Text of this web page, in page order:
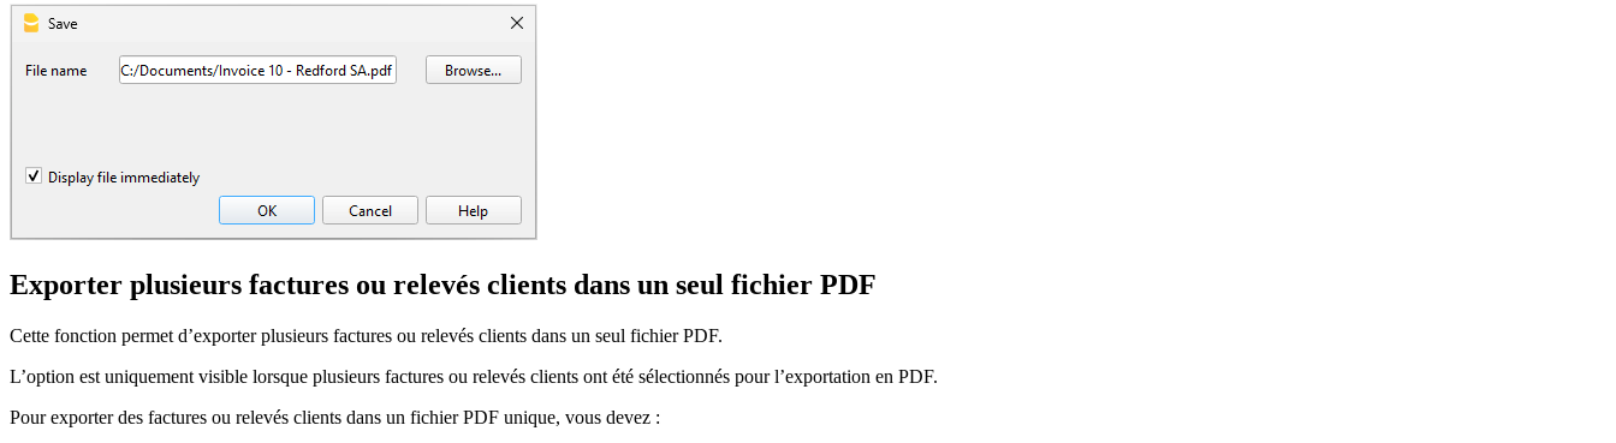
Exporter plusieurs factures ou relevés clients dans un seul fichier PDF
Cette fonction permet d’exporter plusieurs factures ou relevés clients dans un seul fichier PDF.
L’option est uniquement visible lorsque plusieurs factures ou relevés clients ont été sélectionnés pour l’exportation en PDF.
Pour exporter des factures ou relevés clients dans un fichier PDF unique, vous devez :